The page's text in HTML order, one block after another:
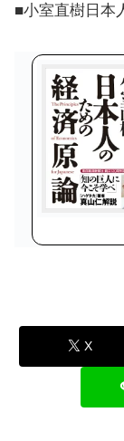
■小室直樹日本
X